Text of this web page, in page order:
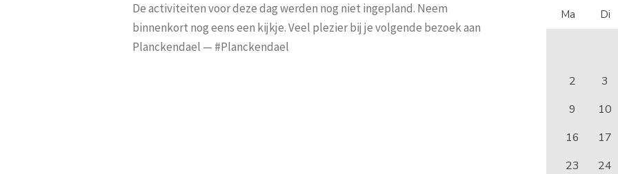
De activiteiten voor deze dag werden nog niet ingepland. Neem
binnenkort nog eens een kijkje. Veel plezier bij je volgende bezoek aan
Planckendael — #Planckendael
Ma Di
2
3
9
10
16
17
23
24